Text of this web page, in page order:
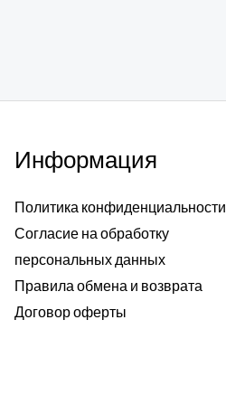
Информация
Политика конфиденциальности
Согласие на обработку
персональных данных
Правила обмена и возврата
Договор оферты